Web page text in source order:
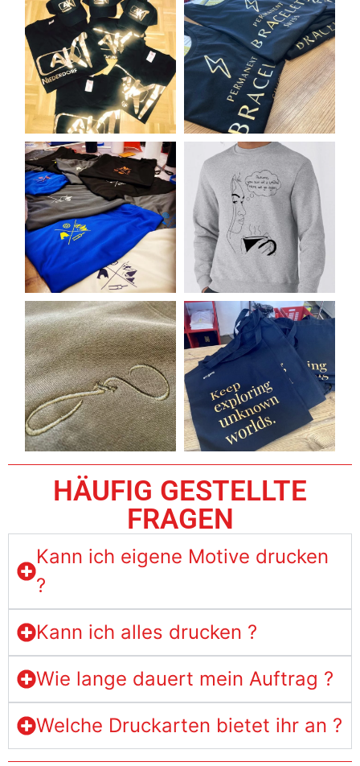
HÄUFIG GESTELLTE
FRAGEN
Kann ich eigene Motive drucken
?
Kann ich alles drucken ?
Wie lange dauert mein Auftrag ?
Welche Druckarten bietet ihr an ?